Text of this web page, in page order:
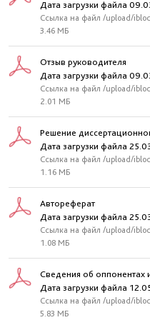
Дата загрузки файла
Ссылка на файл /upload/
3.46 МБ
Отзыв руководителя
Дата загрузки файла
Ссылка на файл /upload/
2.01 МБ
Решение
Дата загрузки файла
Ссылка на файл /upload/
1.16 МБ
Автореферат
Дата загрузки файла
Ссылка на файл /upload/
1.08 МБ
Сведения об оппонентах
Дата загрузки файла
Ссылка на файл /upload/
5.83 МБ